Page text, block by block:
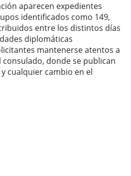
aparecen expedientes
identificados como 149,
entre los distintos días
diplomáticas
mantenerse atentos a
consulado, donde se publican
cualquier cambio en el